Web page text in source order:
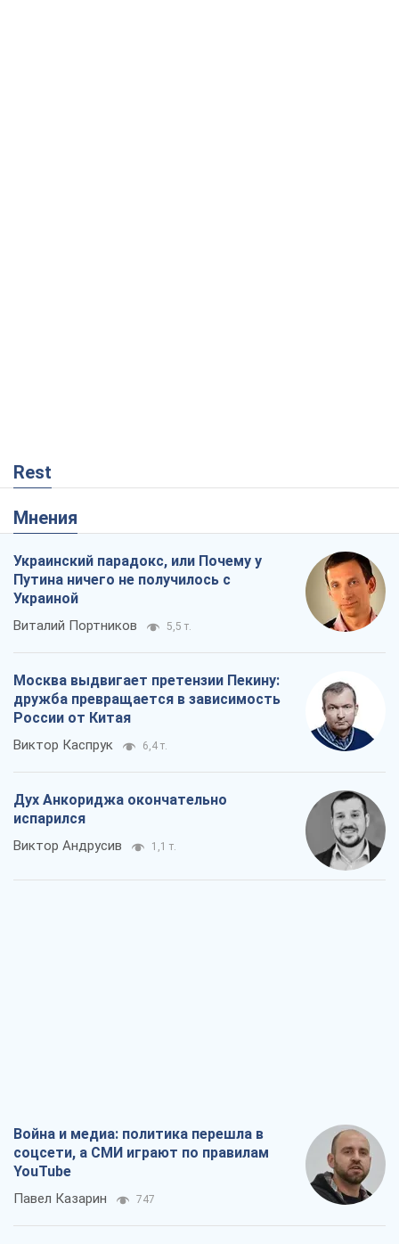
Rest
Мнения
Украинский парадокс, или Почему у
Путина ничего не получилось с
Украиной
Виталий Портников 5,5 т.
Москва выдвигает претензии Пекину:
дружба превращается в зависимость
России от Китая
Виктор Каспрук 6,4 т.
Дух Анкориджа окончательно
испарился
Виктор Андрусив 1,1 т.
Война и медиа: политика перешла в
соцсети, а СМИ играют по правилам
YouTube
Павел Казарин 747